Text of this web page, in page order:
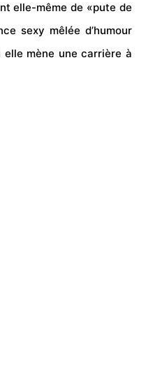
elle-même de «pute de
sexy mêlée d’humour
mène une carrière à